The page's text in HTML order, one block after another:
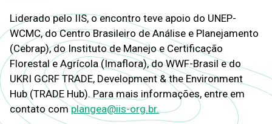
Liderado pelo IIS, o encontro teve apoio do UNEP-
WCMC, do Centro Brasileiro de Análise e Planejamento
(Cebrap), do Instituto de Manejo e Certificação
Florestal e Agrícola (Imaflora), do WWF-Brasil e do
UKRI GCRF TRADE, Development & the Environment
Hub (TRADE Hub). Para mais informações, entre em
contato complangea@iis-org.br.